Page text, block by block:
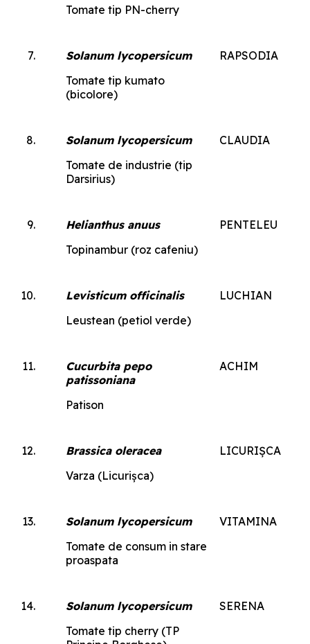
Tomate tip PN-cherry
Solanum lycopersicum
Tomate tip kumato
(bicolore)
RAPSODIA
Solanum lycopersicum
Tomate de industrie (tip
Darsirius)
CLAUDIA
Helianthus anuus
Topinambur (roz cafeniu)
PENTELEU
Levisticum officinalis
Leustean (petiol verde)
LUCHIAN
Cucurbita pepo
patissoniana
Patison
ACHIM
Brassica oleracea
Varza (Licurișca)
LICURIȘCA
Solanum lycopersicum
Tomate de consum in stare
proaspata
VITAMINA
Solanum lycopersicum
Tomate tip cherry (TP
SERENA